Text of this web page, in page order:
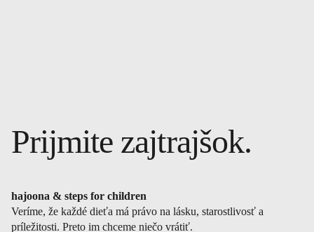
Prijmite zajtrajšok.
hajoona & steps for children
Veríme, že každé dieťa má právo na lásku, starostlivosť a
príležitosti. Preto im chceme niečo vrátiť.